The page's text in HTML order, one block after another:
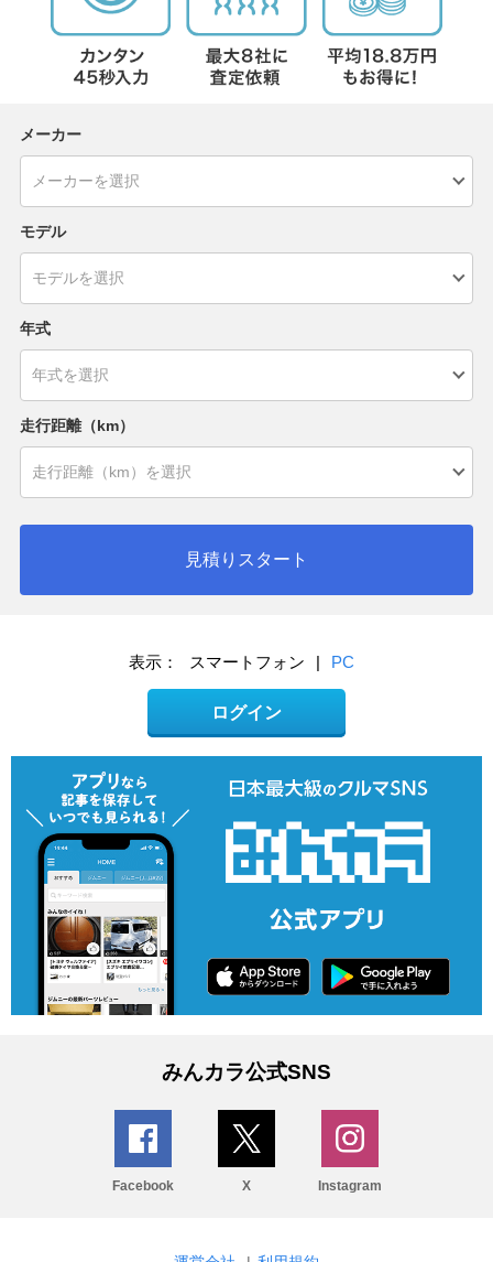
メーカー
モデル
年式
走行距離（km）
見積りスタート
表示： スマートフォン | PC
ログイン
みんカラ公式SNS
Facebook X Instagram